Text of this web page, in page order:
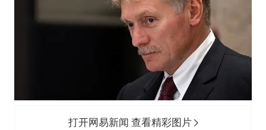
打开网易新闻 查看精彩图片